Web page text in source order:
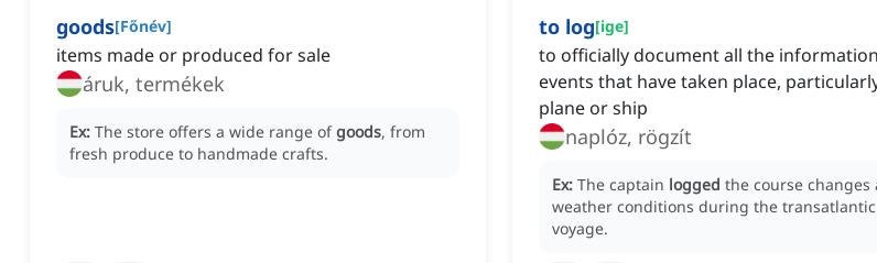
goods[Főnév]
items made or produced for sale
áruk, termékek
Ex: The store offers a wide range ofgoods, from
fresh produce to handmade crafts.
to log[ige]
to officially document all the
events that have taken place,
plane or ship
naplóz, rögzít
Ex: The captain logged the course changes
weather conditions during the transatlantic
voyage.